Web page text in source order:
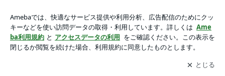
アプリをダウンロードして ブログの更新通知
を受け取りまし
ょう。
開く